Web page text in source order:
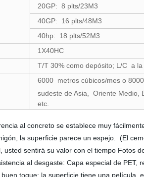
20GP: 8 plts/23M3
40GP: 16 plts/48M3
40hp: 18 plts/52M3
1X40HC
T/T 30% como depósito; L/C a la
6000 metros cúbicos/mes o
sudeste de Asia, Oriente Medio,
etc.
al concreto se establece muy
la superficie parece un espejo. (El
sentirá su valor con el tiempo Fotos
al desgaste: Capa especial de
toque: la superficie tiene una